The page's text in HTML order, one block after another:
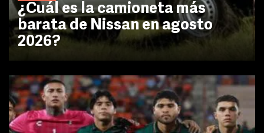
¿Cuál es la camioneta más
barata de Nissan en agosto
2026?